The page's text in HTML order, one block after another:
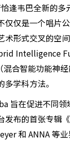
逢韦巴全新的多
仅仅是一个唱片
术形式交叉的空
Intelligence
合智能功能神
学科方法。
旨在促进不同
发布的首张专辑
和 ANNA 等